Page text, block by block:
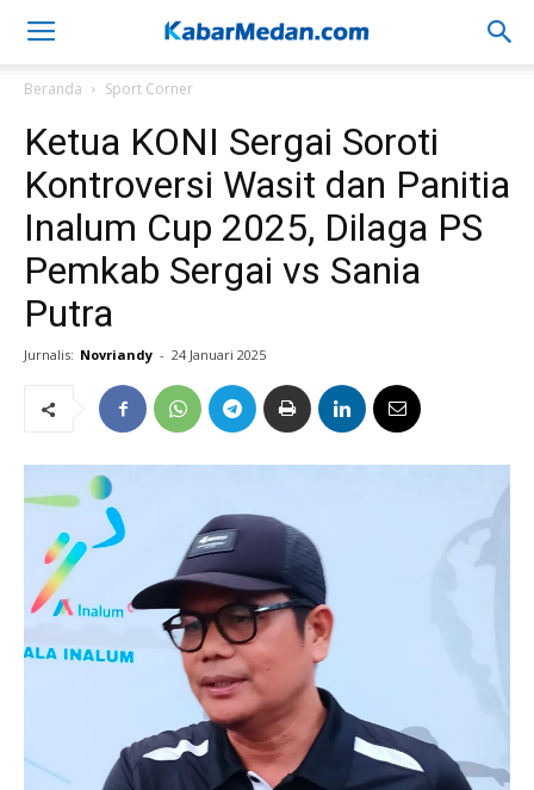
Beranda Sport Corner
Ketua KONI Sergai Soroti
Kontroversi Wasit dan Panitia
Inalum Cup 2025, Dilaga PS
Pemkab Sergai vs Sania
Putra
Jurnalis: Novriandy - 24 Januari 2025